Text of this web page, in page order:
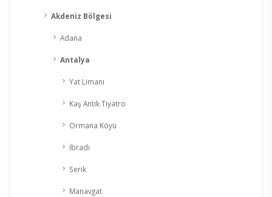
Akdeniz Bölgesi
Adana
Antalya
Yat Limanı
Kaş Antik Tiyatro
Ormana Köyü
İbradı
Serik
Manavgat